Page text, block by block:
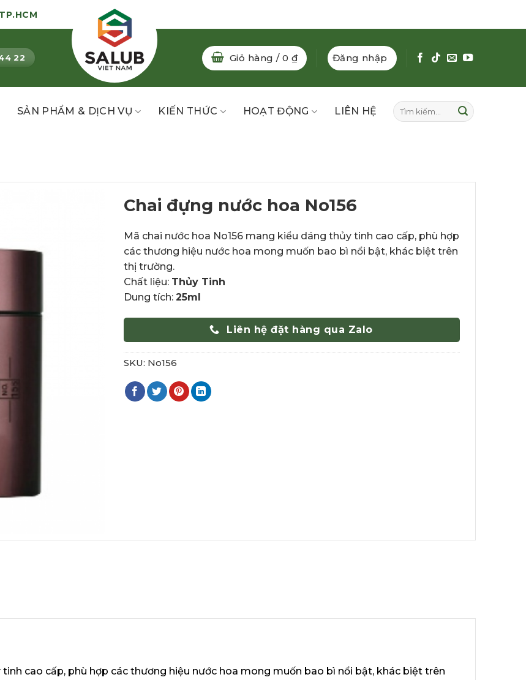
22 Giỏ hàng / 0 ₫ Đăng nhập
SẢN PHẨM & DỊCH VỤ KIẾN THỨC HOẠT ĐỘNG LIÊN HỆ
Tìm
kiếm:
Chai đựng nước hoa No156
Mã chai nước hoa No156 mang kiểu dáng thủy tinh cao cấp, phù hợp
các thương hiệu nước hoa mong muốn bao bì nổi bật, khác biệt trên
thị trường.
Chất liệu: Thủy Tinh
Dung tích: 25ml
Liên hệ đặt hàng qua Zalo
SKU: No156
cao cấp, phù hợp các thương hiệu nước hoa mong muốn bao bì nổi bật, khác biệt trên